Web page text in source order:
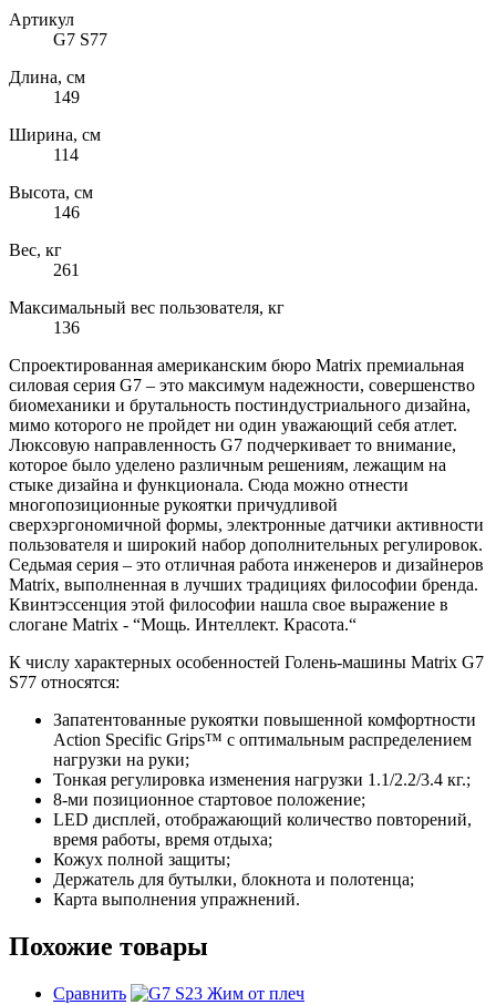
Артикул
G7 S77
Длина, см
149
Ширина, см
114
Высота, см
146
Вес, кг
261
Максимальный вес пользователя, кг
136
Спроектированная американским бюро Matrix премиальная
силовая серия G7 – это максимум надежности, совершенство
биомеханики и брутальность постиндустриального дизайна,
мимо которого не пройдет ни один уважающий себя атлет.
Люксовую направленность G7 подчеркивает то внимание,
которое было уделено различным решениям, лежащим на
стыке дизайна и функционала. Сюда можно отнести
многопозиционные рукоятки причудливой
сверхэргономичной формы, электронные датчики активности
пользователя и широкий набор дополнительных регулировок.
Седьмая серия – это отличная работа инженеров и дизайнеров
Matrix, выполненная в лучших традициях философии бренда.
Квинтэссенция этой философии нашла свое выражение в
слогане Matrix - “Мощь. Интеллект. Красота.“
К числу характерных особенностей Голень-машины Matrix G7
S77 относятся:
Запатентованные рукоятки повышенной комфортности
Action Specific Grips™ c оптимальным распределением
нагрузки на руки;
Тонкая регулировка изменения нагрузки 1.1/2.2/3.4 кг.;
8-ми позиционное стартовое положение;
LED дисплей, отображающий количество повторений,
время работы, время отдыха;
Кожух полной защиты;
Держатель для бутылки, блокнота и полотенца;
Карта выполнения упражнений.
Похожие товары
Сравнить